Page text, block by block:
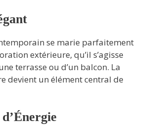
se marie parfaitement
extérieure, qu’il s’agisse
terrasse ou d’un balcon. La
devient un élément central de